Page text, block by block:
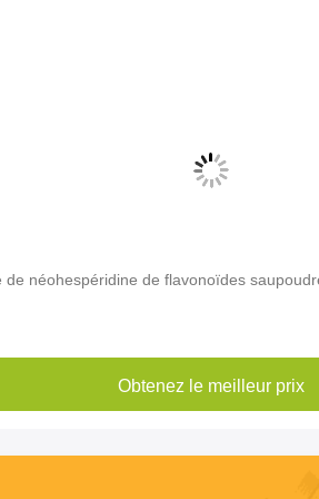
de néohespéridine de flavonoïdes
Obtenez le meilleur prix